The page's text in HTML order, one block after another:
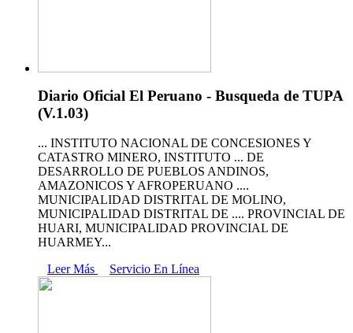
Diario Oficial El Peruano - Busqueda de TUPA
(V.1.03)
... INSTITUTO NACIONAL DE CONCESIONES Y
CATASTRO MINERO, INSTITUTO ... DE
DESARROLLO DE PUEBLOS ANDINOS,
AMAZONICOS Y AFROPERUANO ....
MUNICIPALIDAD DISTRITAL DE MOLINO,
MUNICIPALIDAD DISTRITAL DE .... PROVINCIAL DE
HUARI, MUNICIPALIDAD PROVINCIAL DE
HUARMEY...
Leer Más
Servicio En Línea